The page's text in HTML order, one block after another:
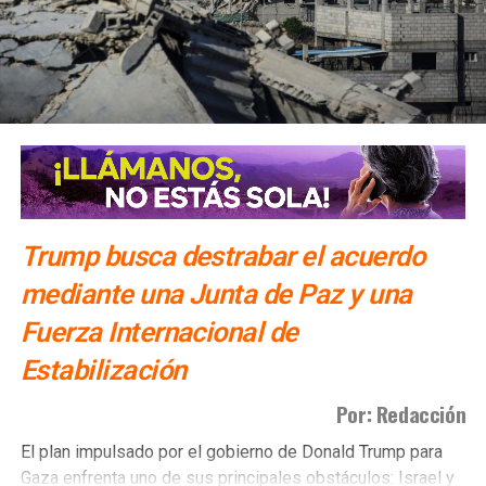
NO TE PIERDAS
Jair Bolsonaro anunció ‘limpieza ideológica’ en su
gobierno
Trump busca destrabar el acuerdo
mediante una Junta de Paz y una
Fuerza Internacional de
Estabilización
Por: Redacción
El plan impulsado por el gobierno de Donald Trump para
Gaza enfrenta uno de sus principales obstáculos: Israel y